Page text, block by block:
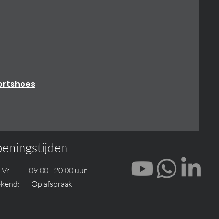
Vr: 09:00 - 20:00 uur
Op afspraak